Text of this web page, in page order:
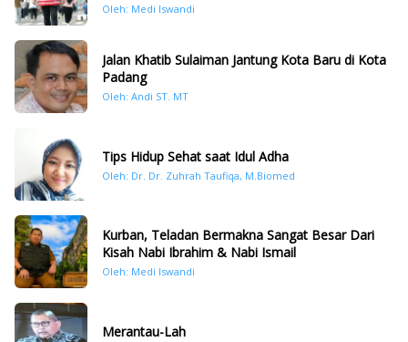
Oleh: Medi Iswandi
Jalan Khatib Sulaiman Jantung Kota Baru di Kota
Padang
Oleh: Andi ST. MT
Tips Hidup Sehat saat Idul Adha
Oleh: Dr. Dr. Zuhrah Taufiqa, M.Biomed
Kurban, Teladan Bermakna Sangat Besar Dari
Kisah Nabi Ibrahim & Nabi Ismail
Oleh: Medi Iswandi
Merantau-Lah